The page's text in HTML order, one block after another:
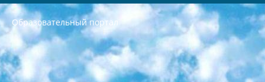
Образовательный портал
РЕСПУБЛИКА УЗБЕКИСТАН МИНИСТРЕРСТВО ДОШКОЛЬНОГО И ШКОЛЬНОГО ОБРАЗОВАНИЯ КОМАНДА в общеобразовательных учреждениях в 2023-2024 учебном году организация и проведение итоговой государственной аттестации обучающихся о Министра дошкольного и школьного образования Республики Узбекистан от 4 марта 2008 года (постановлением Минюста от 20 марта 2008 года № 1778 государственной регистрации) «Итоговое состояние учащихся общего среднего образования на основании положения об утверждении положения об аттестации общего среднего образования выпускной экзамен студентов в образовательных учреждениях в 2023-2024 учебном году В целях организации и прохождения аттестации приказываю: 1. Следующее: перечень предметов, по которым будет проводиться итоговая государственная аттестация и экзамен формы перевода согласно приложению 1; сертификаты международного образца, оценивающие уровень владения иностранными языками перечень согласно приложению 2; 2. Педагогический при специализированных образовательных учреждениях. научно-практический центр квалификации и международной оценки (Д.Давидова) 2024 г. До 25 марта: задания по предметам, по которым будет проводиться итоговая аттестация разработка и утверждение технических условий; итоговая аттестация на основании разработанного предметного задания разработка вопросов по предметам (устно и письменно), экзамен передача; общеобразовательные средние школы и специальные учебные заведения учащиеся выпускных классов школ и интернатов в агентской системе подготовка базы данных экзаменационных материалов и критериев оценки; перевод базы экзаменационных материалов на все языки обучения подать в Республиканский образовательный центр для изготовления; варианты экзаменов на основе разработанных контрольных материалов пусть будут поставлены задачи формирования. 3. Республиканский образовательный центр (Ш.Худайкулов) до 5 апреля 2024 года. до: база данных предоставленных экзаменационных материалов на все языки обучения перевод и экспертиза; для слепых, слабовидящих, глухих, слабослышащих и умственно отсталых детей учащиеся выпускных классов специализированных школ и школ-интернатов база данных экзаменационных материалов на всех преподаваемых языках подготовка критериев оценки; специализированные школы для умственно отсталых детей и технологии для учащихся выпускных классов школ-интернатов разработка соответствующих рекомендаций и критериев проведения ЕГЭ по естествознанию давать задания. 4. Педагогический при специализированных образовательных учреждениях. Научно-практический центр навыков и международной оценки (Д.Давидова), Республика образовательный центр (Худайкулов Ш.) итоговый государственный аттестационный экзамен ориентирован на творческое и логическое мышление при подготовке базы материалов учитывать введение заданий. 5. Следует отметить, что: сертификат государственного образца о знании общеобразовательного предмета и как минимум национальный уровень B1 по предметам на иностранных языках, указанным в Приложении 2. или международно признанный сертификат эквивалентного уровня студенты, изучающие определенный предмет, освобождаются от экзамена; по соответствующим предметам запланирована итоговая государственная аттестация за день до дня, путем жеребьевки Рабочей группой (в письменной форме по предметам, проводимым в форме) из числа сформированных вариантов выбрано 2 варианта; 2 выбранных варианта экзамена анонсированы на официальном сайте министерства и все выпускники по всей стране на основе этих вариантов проводит итоговую государственную аттестацию. 6. Государственное образование учащихся средних общеобразовательных учреждений. знания в соответствии с квалификационными требованиями, которые необходимо приобрести на основании стандартов итоговый (выпускной) контроль для 9 и 11 классов в целях тестирования Экзамены (далее – экзамены) состоят из предметов, перечисленных в приложении 1. будет сделано. 7. Экзамены пройдут с 26 мая по 15 июня 2024 г. (кроме науки физического воспитания). 8. Физическая для учащихся 9 классов общесредних образовательных учреждений. Экзамены по предмету «Образование, квалификация медицина» 1-6 мая 2024 года. сотрудники перевести под присмотр (с отклонениями в физическом или умственном развитии) специализированная школа для детей, школы-интернаты и со сколиозом школы-интернаты санаторного типа для больных детей исключены). 9. Он был слепым, слабовидящим и имел нарушения опорно-двигательного аппарата. экзамены в специализированных школах и интернатах для детей должны проводиться исходя из требований, предъявляемых к общеобразовательным учреждениям (физкультура кроме науки). 10. Специализированная школа для глухих и слабослышащих детей. и экзамены в интернатах и быть реализован в виде письменного теста по математике. 11. Специальность для умственно отсталых детей. Для 9 класса Родной язык и литературное письмо Государственный язык (язык обучения – узбекский). для неклассов) написано Математическое письмо Письменная/устная история Узбекистана Физическое воспитание практично Итоговый контроль Для 11 класса Написание родного языка и литературы (эссе) Математическое письмо Узбекский язык (обучение на узбекском языке) не посещающее общее среднее образование для учреждений)/Образовательное учреждение выбор письменный и устный Иностранный язык письменный/устный Письменная/устная история Узбекистана *По выбору студента:  Химия  Физика  Основы государственного права  География 10 бесплатных образовательных ресурсов - Мы составили подборку онлайн-проектов с интерактивными упражнениями, видеолекциями и статьями. Они помогут вам обрести новые и освежить старые знания бесплатно. 1. «ИНТУИТ» Старейшая образовательная площадка Рунета. Здесь вы найдёте сотни текстовых и видеокурсов на десятки различных тем — от программирования до психологии. Многие курсы подготовлены российскими университетами и крупными международными компаниями вроде Intel и Microsoft. Самостоятельное обучение бесплатное, но желающие могут оплатить услуги персональных наставников. 2. «Смартия» знакомит с актуальными профессиями и подсказывает, как им обучаться. Выбрав заинтересовавшую вас специальность — SMM-специалист, фотограф, веб-дизайнер или другую, — увидите список необходимых для неё умений. Чтобы вы могли освоить их самостоятельно, для каждого умения площадка отображает подборку ссылок на учебные материалы. Хотя «Смартия» ориентируется на русскоязычную аудиторию, часть контента всё же доступна только на английском. 3. «Лекторий Физтеха» Проект Московского физико-технического института (Физтеха). С его помощью вы можете смотреть онлайн серии лекций, записанные на видео в этом вузе. В числе доступных предметов — физика, биология, химия, информационные технологии и другие. К некоторым лекциям администрация ресурса прилагает готовые конспекты, которые можно скачивать в PDF-формате. 4. ITMOcourses Онлайн-площадка Санкт-Петербургского национального исследовательского университета информационных технологий, механики и оптики (ИТМО). Ресурс предоставляет свободный доступ к курсам, разработанным в этом вузе. Каталог материалов разбит на четыре категории: «Оптические системы и технологии», «Приборостроение и робототехника», «Информационные технологии» и «Биотехнологии». Курсы состоят из видеолекций, интерактивных демонстраций и заданий. 5. «КиберЛенинка» Электронная научная библиотека открытого доступа. Каталог площадки регулярно обрастает текстами статей из различных научных изданий. Сгруппированные по журналам и рубрикам публикации можно читать онлайн или скачивать целиком в PDF-формате. Проект нацелен на популяризацию науки за счёт открытого доступа к качественной информации. 6. «ПостНаука» На этом ресурсе публикуют подборки видеолекций, составленные экспертами из разных отраслей и объединённые общими темами. Среди них, к примеру, есть серии «Биоинформатика и геномика», «Культура средневековой Скандинавии» и Cinema Studies о теории кино. Каждая подборка лекций — логически связанная история, рассказанная экспертом от первого лица. Кроме того, на сайте появляются научно-образовательные статьи и тесты на разные темы. 7. «Newочём» Команда проекта «Newочём» отбирает самые интересные тексты из англоязычных СМИ и переводит те из них, за которые голосуют участники сообщества «ВКонтакте». По большей части это научно-популярные статьи. Редакторы придумывают лишь заголовки, в остальном содержание переводов соответствует оригиналам. Полные тексты можно читать прямо в социальной сети. 8. InternetUrok Онлайн-база материалов по основным дисциплинам школьной программы. Информация на сайте структурирована по классам, предметам и темам (урокам). Каждый урок состоит из видеолекций и конспектов. Есть также интерактивные тренажёры и тесты для закрепления пройденного материала. Даже если вы давно окончили школу, возможность повторить программу старших классов всегда может пригодиться. 9. Edutainme Ещё один ресурс об образовании. В отличие от Newtonew, как мне кажется, Edutainme больше ориентируется на представителей индустрии: педагогов, предпринимателей, разработчиков образовательных проектов. Но и любой, кто просто стремится к саморазвитию, найдёт на сайте много полезного и интересного для себя. Например, информацию о новых курсах и образовательных сервисах. 10. Newtonew Онлайн-медиа об образовании и обучении в широком смысле. Авторы Newtonew пишут об инструментах, заведениях, тактиках и стратегиях, которые помогают учить других и получать новые знания самостоятельно. На этой площадке вы найдёте новости, обзоры, аналитические мат